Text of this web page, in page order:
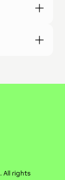
. All rights